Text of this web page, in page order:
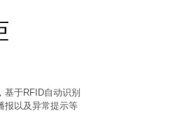
于RFID自动识别
报以及异常提示等